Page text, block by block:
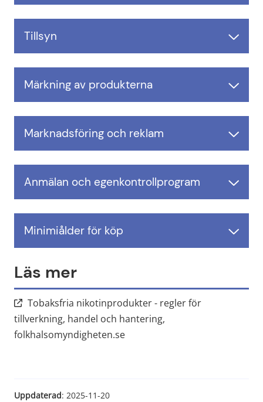
Tillsyn
Märkning av produkterna
Marknadsföring och reklam
Anmälan och egenkontrollprogram
Minimiålder för köp
Läs mer
Tobaksfria nikotinprodukter - regler för
tillverkning, handel och hantering,
folkhalsomyndigheten.seLänk till annan webbplats,
Uppdaterad: 2025-11-20